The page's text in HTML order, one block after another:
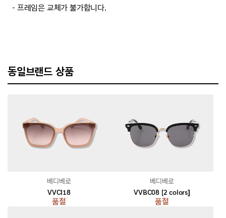
－프레임은 교체가 불가합니다.
동일브랜드 상품
VVCI18
품절
베디베로
VVBC08 [2 colors]
품절
베디베로